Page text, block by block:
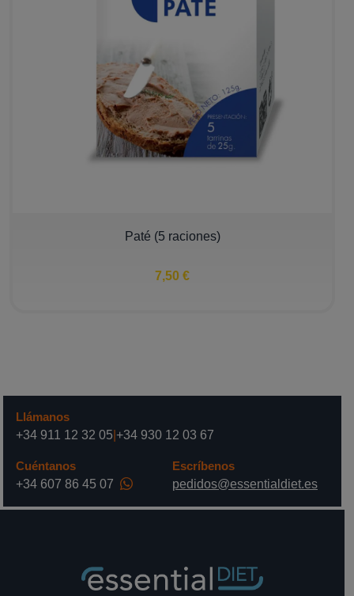
Paté (5 raciones)
7,50 €
Llámanos
+34 911 12 32 05 +34 930 12 03 67
Cuéntanos
+34 607 86 45 07
Escríbenos
pedidos@essentialdiet.es